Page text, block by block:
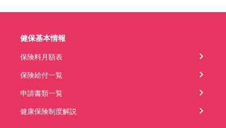
健保基本情報
保険料月額表
保険給付一覧
申請書類一覧
健康保険制度解説